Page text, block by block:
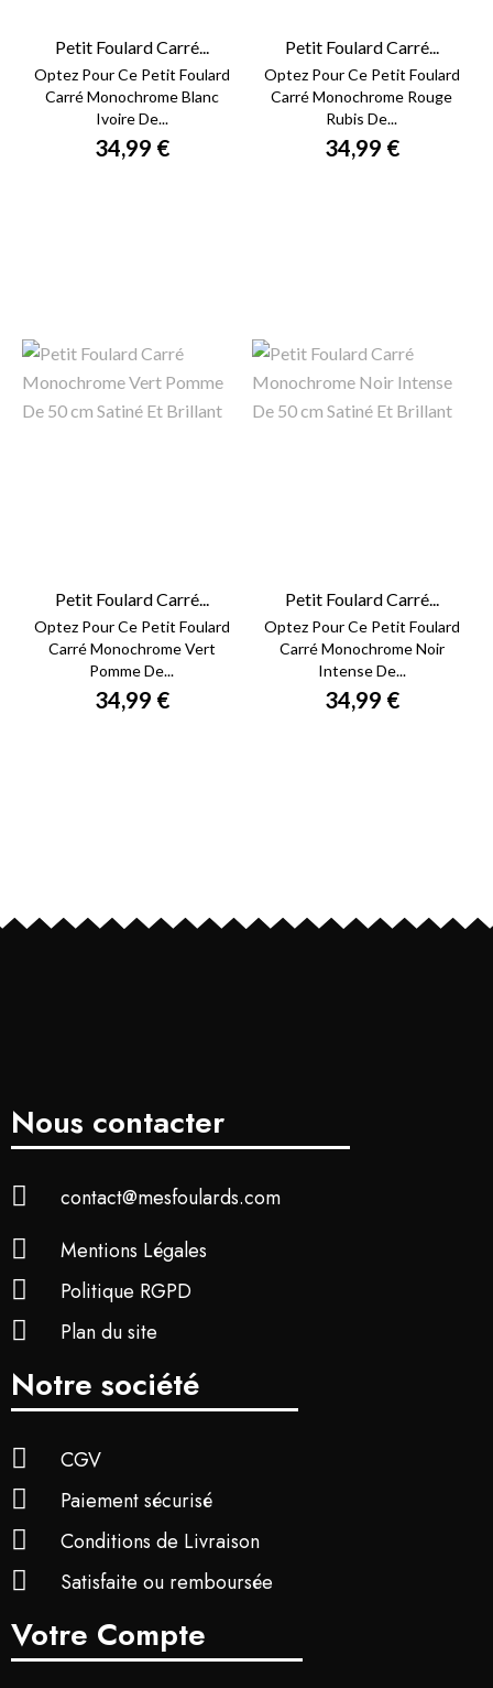
Petit Foulard Carré...
Optez Pour Ce Petit Foulard
Carré Monochrome Blanc
Ivoire De...
34,99 €
Petit Foulard Carré...
Optez Pour Ce Petit Foulard
Carré Monochrome Rouge
Rubis De...
34,99 €
Petit Foulard Carré...
Optez Pour Ce Petit Foulard
Carré Monochrome Vert
Pomme De...
34,99 €
Petit Foulard Carré...
Optez Pour Ce Petit Foulard
Carré Monochrome Noir
Intense De...
34,99 €
Nous contacter
contact@mesfoulards.com
Mentions Légales
Politique RGPD
Plan du site
Notre société
CGV
Paiement sécurisé
Conditions de Livraison
Satisfaite ou remboursée
Votre Compte